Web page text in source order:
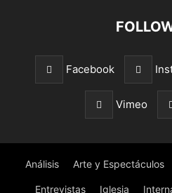
Facebook
Vimeo
Análisis Arte y Espectáculos
Entrevistas Iglesia